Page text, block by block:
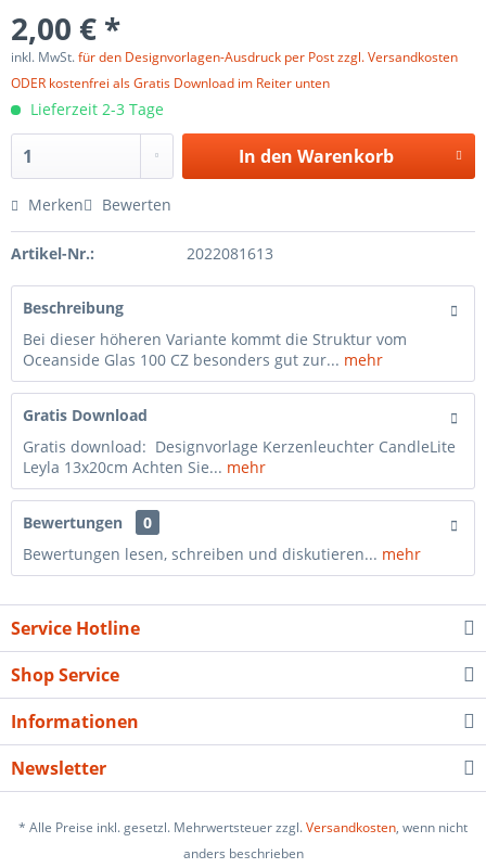
2,00 € *
inkl. MwSt.für den Designvorlagen-Ausdruck per Post zzgl. Versandkosten
ODER kostenfrei als Gratis Download im Reiter unten
Lieferzeit 2-3 Tage
In den Warenkorb
Merken Bewerten
Artikel-Nr.: 2022081613
Beschreibung
Bei dieser höheren Variante kommt die Struktur vom
Oceanside Glas 100 CZ besonders gut zur... mehr
Gratis Download
Gratis download: Designvorlage Kerzenleuchter CandleLite
Leyla 13x20cm Achten Sie... mehr
Bewertungen
0
Bewertungen lesen, schreiben und diskutieren... mehr
Service Hotline
Shop Service
Informationen
Newsletter
* Alle Preise inkl. gesetzl. Mehrwertsteuer zzgl.Versandkosten, wenn nicht
anders beschrieben